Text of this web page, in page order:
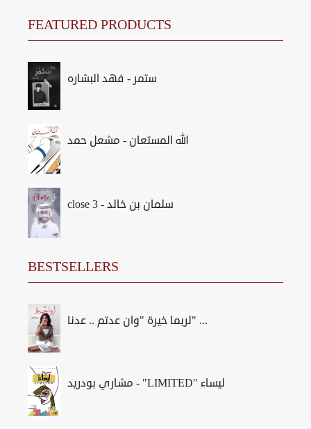
FEATURED PRODUCTS
ستمر - فهد البشاره
الله المستعان - مشعل حمد
close 3 - سلمان بن خالد
BESTSELLERS
لربما خيرة "وان عدتم .. عدنا" ...
مشاري بودريد - "LIMITED" ليساء